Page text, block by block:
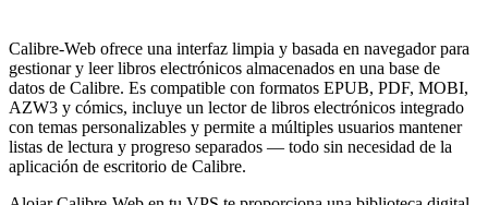
Calibre-Web ofrece una interfaz limpia y basada en navegador para
gestionar y leer libros electrónicos almacenados en una base de
datos de Calibre. Es compatible con formatos EPUB, PDF, MOBI,
AZW3 y cómics, incluye un lector de libros electrónicos integrado
con temas personalizables y permite a múltiples usuarios mantener
listas de lectura y progreso separados — todo sin necesidad de la
aplicación de escritorio de Calibre.